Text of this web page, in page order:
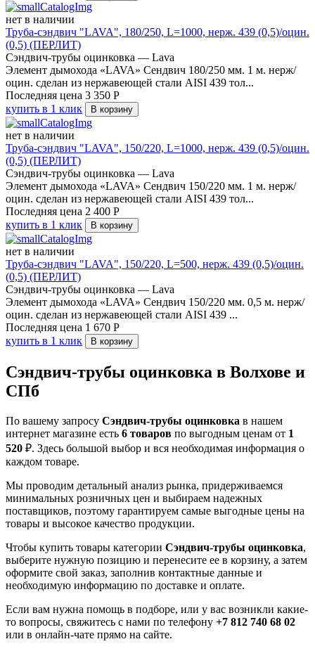
нет в наличии
Труба-сэндвич "LAVA", 180/250, L=1000, нерж. 439 (0,5)/оцин.
(0,5) (ПЕРЛИТ)
Сэндвич-трубы оцинковка — Lava
Элемент дымохода «LAVA» Сендвич 180/250 мм. 1 м. нерж/
оцин. сделан из нержавеющей стали AISI 439 тол...
Последняя цена 3 350 Р
купить в 1 клик
В корзину
нет в наличии
Труба-сэндвич "LAVA", 150/220, L=1000, нерж. 439 (0,5)/оцин.
(0,5) (ПЕРЛИТ)
Сэндвич-трубы оцинковка — Lava
Элемент дымохода «LAVA» Сендвич 150/220 мм. 1 м. нерж/
оцин. сделан из нержавеющей стали AISI 439 тол...
Последняя цена 2 400 Р
купить в 1 клик
В корзину
нет в наличии
Труба-сэндвич "LAVA", 150/220, L=500, нерж. 439 (0,5)/оцин.
(0,5) (ПЕРЛИТ)
Сэндвич-трубы оцинковка — Lava
Элемент дымохода «LAVA» Сендвич 150/220 мм. 0,5 м. нерж/
оцин. сделан из нержавеющей стали AISI 439 ...
Последняя цена 1 670 Р
купить в 1 клик
В корзину
Сэндвич-трубы оцинковка в Волхове и
СПб
По вашему запросу Сэндвич-трубы оцинковка в нашем
интернет магазине есть 6 товаров по выгодным ценам от 1
520 ₽. Здесь большой выбор и вся необходимая информация о
каждом товаре.
Мы проводим детальный анализ рынка, придерживаемся
минимальных розничных цен и выбираем надежных
поставщиков, поэтому гарантируем самые выгодные цены на
товары и высокое качество продукции.
Чтобы купить товары категории Сэндвич-трубы оцинковка,
выберите нужную позицию и перенесите ее в корзину, а затем
оформите свой заказ, заполнив контактные данные и
необходимую информацию по доставке и оплате.
Если вам нужна помощь в подборе, или у вас возникли какие-
то вопросы, свяжитесь с нами по телефону +7 812 740 68 02
или в онлайн-чате прямо на сайте.